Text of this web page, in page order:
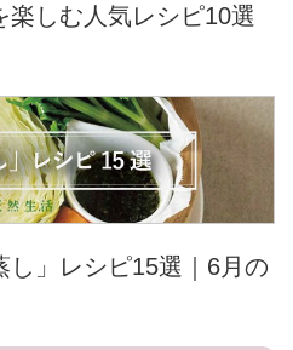
しむ人気レシピ10選
」レシピ15選｜6月の